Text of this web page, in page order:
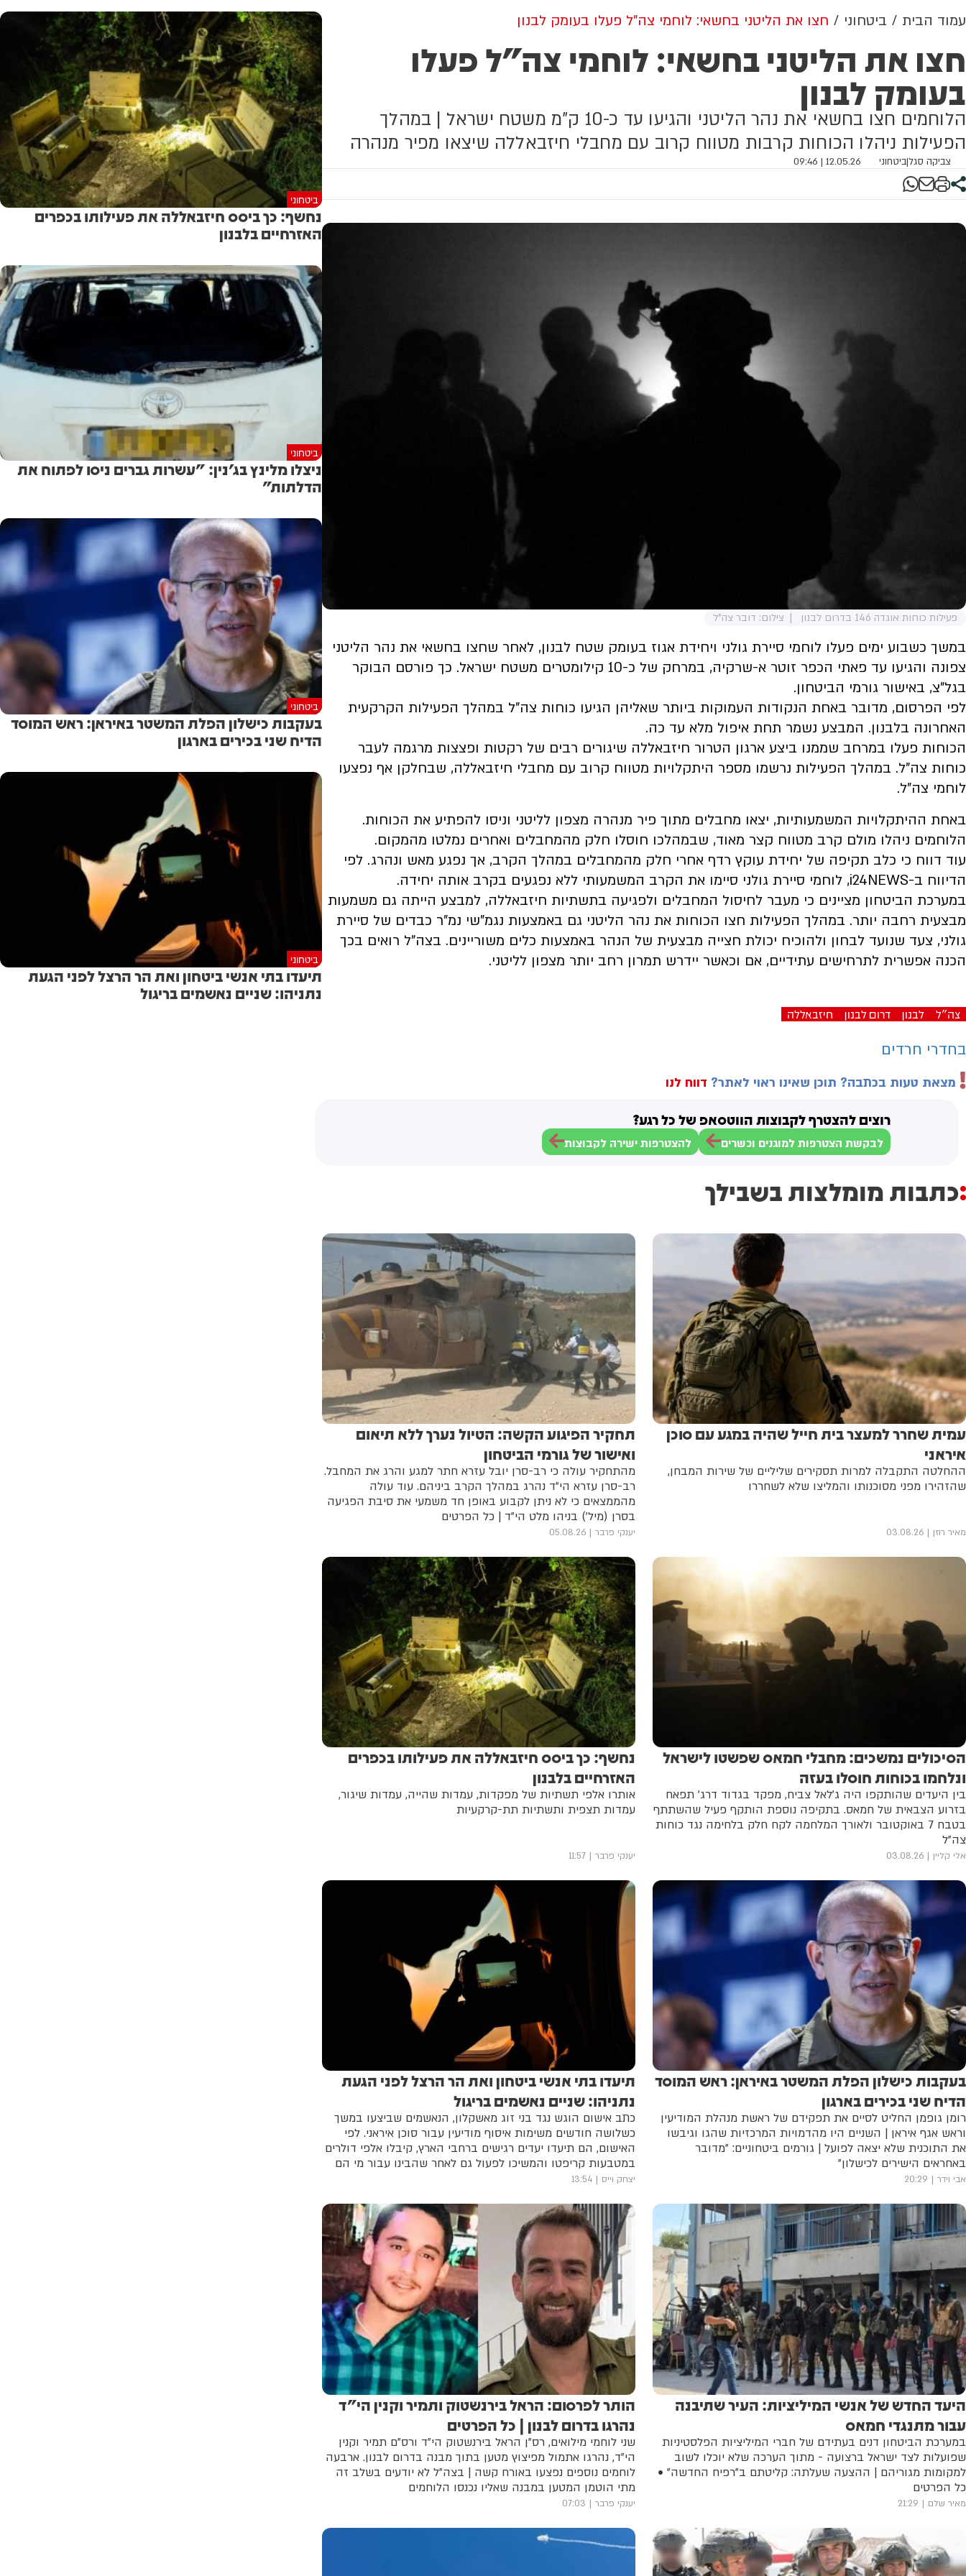
עמוד הבית ביטחוני חצו את הליטני בחשאי: לוחמי צה"ל פעלו בעומק לבנון
חצו את הליטני בחשאי: לוחמי צה"ל פעלו
בעומק לבנון
הלוחמים חצו בחשאי את נהר הליטני והגיעו עד כ-10 ק"מ משטח ישראל | במהלך
הפעילות ניהלו הכוחות קרבות מטווח קרוב עם מחבלי חיזבאללה שיצאו מפיר מנהרה
צביקה סגל|ביטחוני 12.05.26 | 09:46
פעילות כוחות אוגדה 146 בדרום לבנון צילום: דובר צה"ל
במשך כשבוע ימים פעלו לוחמי סיירת גולני ויחידת אגוז בעומק שטח לבנון, לאחר שחצו בחשאי את נהר הליטני
צפונה והגיעו עד פאתי הכפר זוטר א-שרקיה, במרחק של כ-10 קילומטרים משטח ישראל. כך פורסם הבוקר
בגל"צ, באישור גורמי הביטחון.
לפי הפרסום, מדובר באחת הנקודות העמוקות ביותר שאליהן הגיעו כוחות צה"ל במהלך הפעילות הקרקעית
האחרונה בלבנון. המבצע נשמר תחת איפול מלא עד כה.
הכוחות פעלו במרחב שממנו ביצע ארגון הטרור חיזבאללה שיגורים רבים של רקטות ופצצות מרגמה לעבר
כוחות צה"ל. במהלך הפעילות נרשמו מספר היתקלויות מטווח קרוב עם מחבלי חיזבאללה, שבחלקן אף נפצעו
לוחמי צה"ל.
באחת ההיתקלויות המשמעותיות, יצאו מחבלים מתוך פיר מנהרה מצפון לליטני וניסו להפתיע את הכוחות.
הלוחמים ניהלו מולם קרב מטווח קצר מאוד, שבמהלכו חוסלו חלק מהמחבלים ואחרים נמלטו מהמקום.
עוד דווח כי כלב תקיפה של יחידת עוקץ רדף אחרי חלק מהמחבלים במהלך הקרב, אך נפגע מאש ונהרג. לפי
הדיווח ב-i24NEWS, לוחמי סיירת גולני סיימו את הקרב המשמעותי ללא נפגעים בקרב אותה יחידה.
במערכת הביטחון מציינים כי מעבר לחיסול המחבלים ולפגיעה בתשתיות חיזבאללה, למבצע הייתה גם משמעות
מבצעית רחבה יותר. במהלך הפעילות חצו הכוחות את נהר הליטני גם באמצעות נגמ"שי נמ"ר כבדים של סיירת
גולני, צעד שנועד לבחון ולהוכיח יכולת חצייה מבצעית של הנהר באמצעות כלים משוריינים. בצה"ל רואים בכך
הכנה אפשרית לתרחישים עתידיים, אם וכאשר יידרש תמרון רחב יותר מצפון לליטני.
צה"ל לבנון דרום לבנון חיזבאללה
בחדרי חרדים
מצאת טעות בכתבה? תוכן שאינו ראוי לאתר? דווח לנו
רוצים להצטרף לקבוצות הווטסאפ של כל רגע?
לבקשת הצטרפות למוגנים וכשרים להצטרפות ישירה לקבוצות
כתבות מומלצות בשבילך
עמית שחרר למעצר בית חייל שהיה במגע עם סוכן
איראני
ההחלטה התקבלה למרות תסקירים שליליים של שירות המבחן,
שהזהירו מפני מסוכנותו והמליצו שלא לשחררו
מאיר רוזן 03.08.26
תחקיר הפיגוע הקשה: הטיול נערך ללא תיאום
ואישור של גורמי הביטחון
מהתחקיר עולה כי רב-סרן יובל עזרא חתר למגע והרג את המחבל.
רב-סרן עזרא הי"ד נהרג במהלך הקרב ביניהם. עוד עולה
מהממצאים כי לא ניתן לקבוע באופן חד משמעי את סיבת הפגיעה
בסרן (מיל') בניהו מלט הי"ד | כל הפרטים
יענקי פרבר 05.08.26
הסיכולים נמשכים: מחבלי חמאס שפשטו לישראל
ונלחמו בכוחות חוסלו בעזה
בין היעדים שהותקפו היה ג'לאל צביח, מפקד בגדוד דרג' תפאח
בזרוע הצבאית של חמאס. בתקיפה נוספת הותקף פעיל שהשתתף
בטבח 7 באוקטובר ולאורך המלחמה לקח חלק בלחימה נגד כוחות
צה"ל
אלי קליין 03.08.26
נחשף: כך ביסס חיזבאללה את פעילותו בכפרים
האזרחיים בלבנון
אותרו אלפי תשתיות של מפקדות, עמדות שהייה, עמדות שיגור,
עמדות תצפית ותשתיות תת-קרקעיות
יענקי פרבר 11:57
בעקבות כישלון הפלת המשטר באיראן: ראש המוסד
הדיח שני בכירים בארגון
רומן גופמן החליט לסיים את תפקידם של ראשת מנהלת המודיעין
וראש אגף איראן | השניים היו מהדמויות המרכזיות שהגו וגיבשו
את התוכנית שלא יצאה לפועל | גורמים ביטחוניים: "מדובר
באחראים הישירים לכישלון"
אבי וידר 20:29
תיעדו בתי אנשי ביטחון ואת הר הרצל לפני הגעת
נתניהו: שניים נאשמים בריגול
כתב אישום הוגש נגד בני זוג מאשקלון, הנאשמים שביצעו במשך
כשלושה חודשים משימות איסוף מודיעין עבור סוכן איראני. לפי
האישום, הם תיעדו יעדים רגישים ברחבי הארץ, קיבלו אלפי דולרים
במטבעות קריפטו והמשיכו לפעול גם לאחר שהבינו עבור מי הם
עובדים
יצחק וייס 13:54
היעד החדש של אנשי המיליציות: העיר שתיבנה
עבור מתנגדי חמאס
במערכת הביטחון דנים בעתידם של חברי המיליציות הפלסטיניות
שפועלות לצד ישראל ברצועה - מתוך הערכה שלא יוכלו לשוב
למקומות מגוריהם | ההצעה שעלתה: קליטתם ב"רפיח החדשה" •
כל הפרטים
מאיר שלם 21:29
הותר לפרסום: הראל בירנשטוק ותמיר וקנין הי"ד
נהרגו בדרום לבנון | כל הפרטים
שני לוחמי מילואים, רס”ן הראל בירנשטוק הי"ד ורס”ם תמיר וקנין
הי"ד, נהרגו אתמול מפיצוץ מטען בתוך מבנה בדרום לבנון. ארבעה
לוחמים נוספים נפצעו באורח קשה | בצה״ל לא יודעים בשלב זה
מתי הוטמן המטען במבנה שאליו נכנסו הלוחמים
יענקי פרבר 07:03
ביטחוני
נחשף: כך ביסס חיזבאללה את פעילותו בכפרים
האזרחיים בלבנון
ביטחוני
ניצלו מלינץ בג'נין: "עשרות גברים ניסו לפתוח את
הדלתות"
ביטחוני
בעקבות כישלון הפלת המשטר באיראן: ראש המוסד
הדיח שני בכירים בארגון
ביטחוני
תיעדו בתי אנשי ביטחון ואת הר הרצל לפני הגעת
נתניהו: שניים נאשמים בריגול